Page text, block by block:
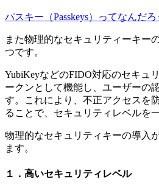
パスキー（Passkeys）ってなんだろ
また物理的なセキュリティーキー
つです。
YubiKeyなどのFIDO対応のセキュ
ークンとして機能し、ユーザーの
す。これにより、不正アクセスを
ることで、セキュリティレベルを
物理的なセキュリティキーの導入
ます。
１．高いセキュリティレベル